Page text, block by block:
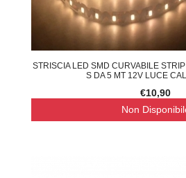
STRISCIA LED SMD CURVABILE
S DA 5 MT 12V LUCE
€10,90
Non